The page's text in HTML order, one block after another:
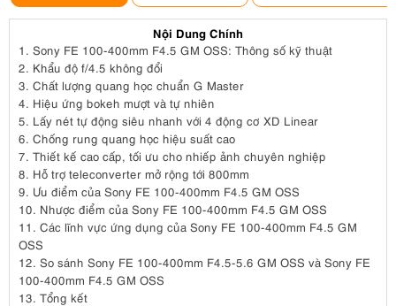
Nội Dung Chính
1. Sony FE 100-400mm F4.5 GM OSS: Thông số kỹ thuật
2. Khẩu độ f/4.5 không đổi
3. Chất lượng quang học chuẩn G Master
4. Hiệu ứng bokeh mượt và tự nhiên
5. Lấy nét tự động siêu nhanh với 4 động cơ XD Linear
6. Chống rung quang học hiệu suất cao
7. Thiết kế cao cấp, tối ưu cho nhiếp ảnh chuyên nghiệp
8. Hỗ trợ teleconverter mở rộng tới 800mm
9. Ưu điểm của Sony FE 100-400mm F4.5 GM OSS
10. Nhược điểm của Sony FE 100-400mm F4.5 GM OSS
11. Các lĩnh vực ứng dụng của Sony FE 100-400mm F4.5 GM
OSS
12. So sánh Sony FE 100-400mm F4.5-5.6 GM OSS và Sony FE
100-400mm F4.5 GM OSS
13. Tổng kết